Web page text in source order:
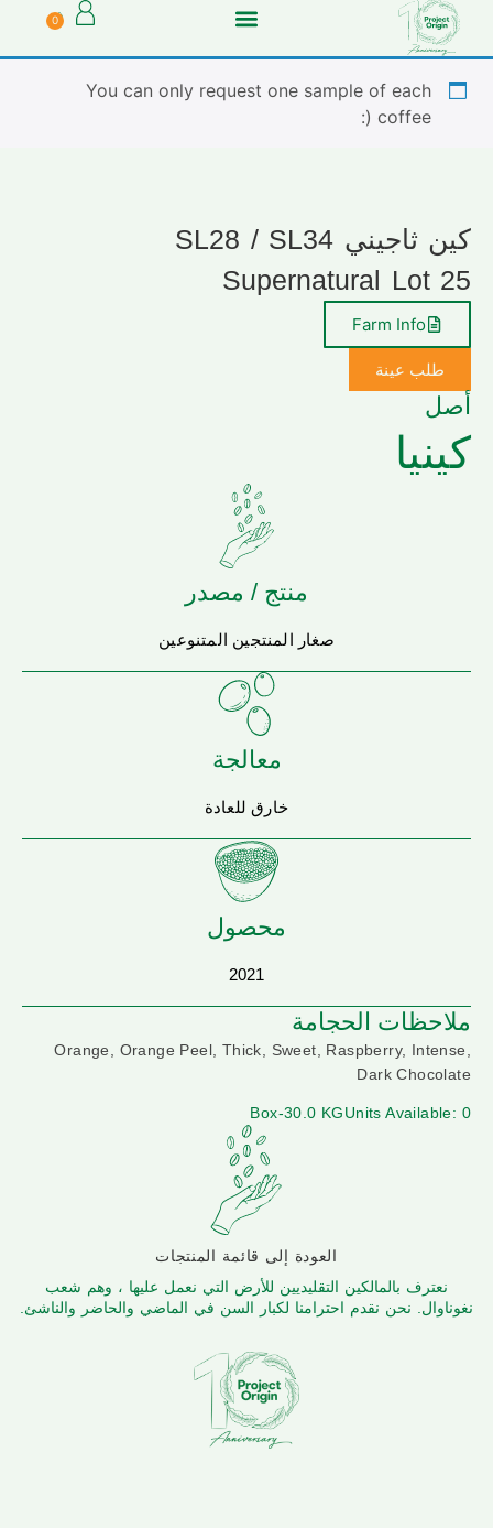
0
You can only request one sample of each
coffee (:
كين ثاجيني SL28 / SL34
Supernatural Lot 25
Farm Info
طلب عينة
أصل
كينيا
منتج / مصدر
صغار المنتجين المتنوعين
معالجة
خارق للعادة
محصول
2021
ملاحظات الحجامة
Orange, Orange Peel, Thick, Sweet, Raspberry, Intense,
Dark Chocolate
Units Available: 0
Box-30.0 KG
العودة إلى قائمة المنتجات
نعترف بالمالكين التقليديين للأرض التي نعمل عليها ، وهم شعب
نغوناوال. نحن نقدم احترامنا لكبار السن في الماضي والحاضر والناشئ.